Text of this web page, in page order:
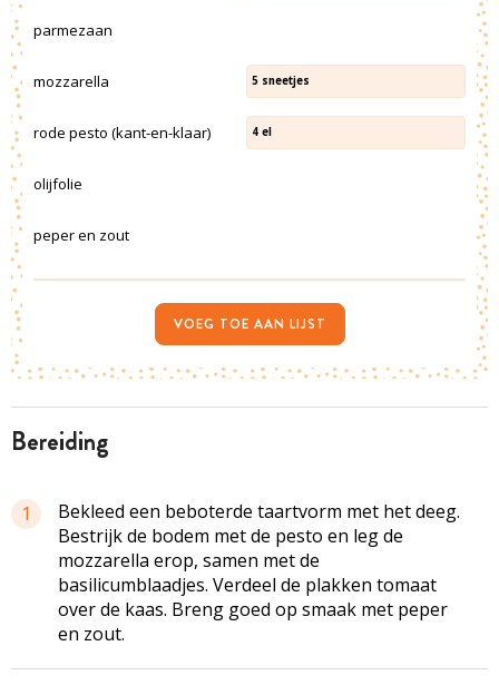
bereiding
1
Bekleed een beboterde taartvorm met het deeg.
Bestrijk de bodem met de pesto en leg de
mozzarella erop, samen met de
basilicumblaadjes. Verdeel de plakken tomaat
over de kaas. Breng goed op smaak met peper
en zout.
parmezaan
mozzarella 5 sneetjes
rode pesto (kant-en-klaar) 4 el
olijfolie
peper en zout
VOEG TOE AAN LIJST